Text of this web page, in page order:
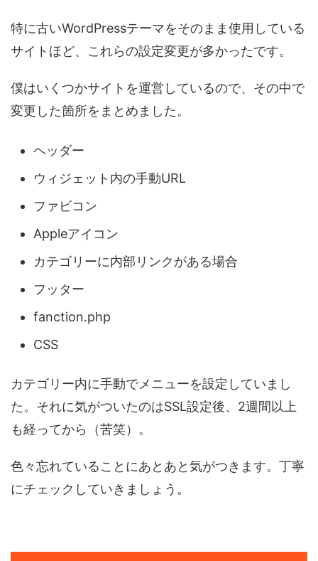
特に古いWordPressテーマをそのまま使用している
サイトほど、これらの設定変更が多かったです。
僕はいくつかサイトを運営しているので、その中で
変更した箇所をまとめました。
ヘッダー
ウィジェット内の手動URL
ファビコン
Appleアイコン
カテゴリーに内部リンクがある場合
フッター
fanction.php
CSS
カテゴリー内に手動でメニューを設定していまし
た。それに気がついたのはSSL設定後、2週間以上
も経ってから（苦笑）。
色々忘れていることにあとあと気がつきます。丁寧
にチェックしていきましょう。